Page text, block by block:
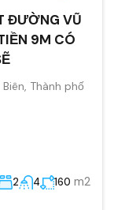
ĐƯỜNG VŨ
9M CÓ
Thành phố
2 4 160 m2